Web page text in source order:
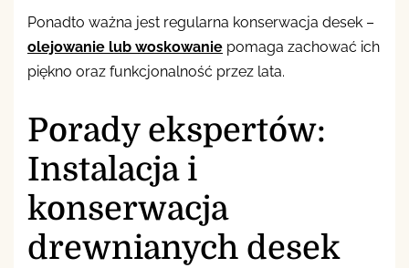
Ponadto ważna jest regularna konserwacja desek –
olejowanie lub woskowanie pomaga zachować ich
piękno oraz funkcjonalność przez lata.
Porady ekspertów:
Instalacja i
konserwacja
drewnianych desek